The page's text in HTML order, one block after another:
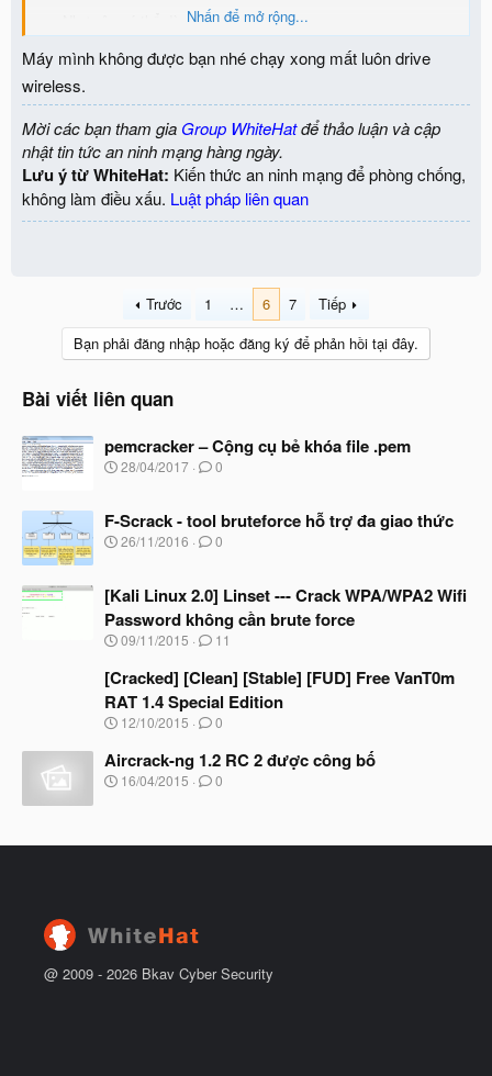
==>Như vậy có thể dùng Fluxion được.
Nhấn để mở rộng...
Máy mình không được bạn nhé chạy xong mất luôn drive
wireless.
Mời các bạn tham gia Group WhiteHatđể thảo luận và cập
nhật tin tức an ninh mạng hàng ngày.
Lưu ý từ WhiteHat: Kiến thức an ninh mạng để phòng chống,
không làm điều xấu. Luật pháp liên quan
Trước 1 … 6 7
Tiếp
Bạn phải đăng nhập hoặc đăng ký để phản hồi tại đây.
Bài viết liên quan
pemcracker – Cộng cụ bẻ khóa file .pem
N
y
b
ắ
đ
ầ
u
28/04/2017 0
F-Scrack - tool bruteforce hỗ trợ đa giao thức
N
y
ắ
t
ầ
u
26/11/2016 0
[Kali Linux 2.0] Linset --- Crack WPA/WPA2 Wifi
Password không cần brute force
N
à
b
ắ
đ
ầ
09/11/2015 11
[Cracked] [Clean] [Stable] [FUD] Free VanT0m
RAT 1.4 Special Edition
N
à
y
b
đ
12/10/2015 0
Aircrack-ng 1.2 RC 2 được công bố
N
b
u
16/04/2015 0
@ 2009 - 2026 Bkav Cyber Security